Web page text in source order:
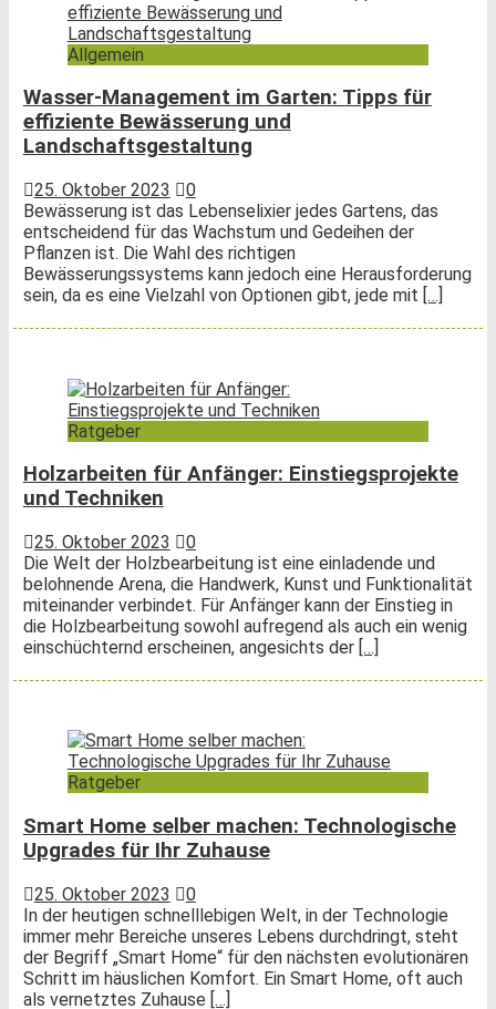
Allgemein
Wasser-Management im Garten: Tipps für
effiziente Bewässerung und
Landschaftsgestaltung
25. Oktober 2023
0
Bewässerung ist das Lebenselixier jedes Gartens, das
entscheidend für das Wachstum und Gedeihen der
Pflanzen ist. Die Wahl des richtigen
Bewässerungssystems kann jedoch eine Herausforderung
sein, da es eine Vielzahl von Optionen gibt, jede mit […]
Ratgeber
Holzarbeiten für Anfänger: Einstiegsprojekte
und Techniken
25. Oktober 2023
0
Die Welt der Holzbearbeitung ist eine einladende und
belohnende Arena, die Handwerk, Kunst und Funktionalität
miteinander verbindet. Für Anfänger kann der Einstieg in
die Holzbearbeitung sowohl aufregend als auch ein wenig
einschüchternd erscheinen, angesichts der […]
Ratgeber
Smart Home selber machen: Technologische
Upgrades für Ihr Zuhause
25. Oktober 2023
0
In der heutigen schnelllebigen Welt, in der Technologie
immer mehr Bereiche unseres Lebens durchdringt, steht
der Begriff „Smart Home“ für den nächsten evolutionären
Schritt im häuslichen Komfort. Ein Smart Home, oft auch
als vernetztes Zuhause […]